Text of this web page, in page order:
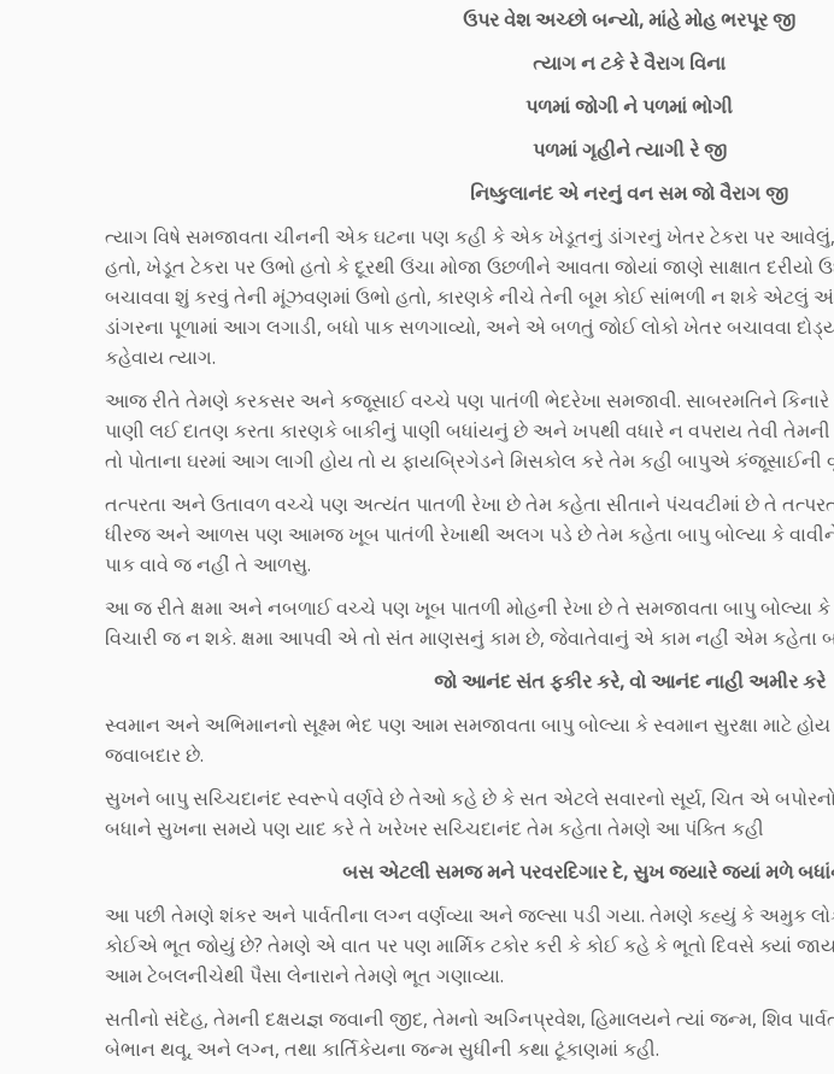
ઉપર વેશ અચ્છો બન્યો, માંહે મોહ ભરપૂર જી
ત્યાગ ન ટકે રે વૈરાગ વિના
પળમાં જોગી ને પળમાં ભોગી
પળમાં ગૃહીને ત્યાગી રે જી
નિષ્કુલાનંદ એ નરનું વન સમ જો વૈરાગ જી
ત્યાગ વિષે સમજાવતા ચીનની એક ઘટના પણ કહી કે એક ખેડૂતનું ડાંગરનું ખેતર ટેકરા પર
હતો, ખેડૂત ટેકરા પર ઉભો હતો કે દૂરથી ઉંચા મોજા ઉછળીને આવતા જોયાં જાણે સાક્ષાત
બચાવવા શું કરવું તેની મૂંઝવણમાં ઉભો હતો, કારણકે નીચે તેની બૂમ કોઈ સાંભળી ન શકે એટલું
ડાંગરના પૂળામાં આગ લગાડી, બધો પાક સળગાવ્યો, અને એ બળતું જોઈ લોકો ખેતર
કહેવાય ત્યાગ.
આજ રીતે તેમણે કરકસર અને કજૂસાઈ વચ્ચે પણ પાતંળી ભેદરેખા સમજાવી. સાબરમતિને કિનારે
પાણી લઈ દાતણ કરતા કારણકે બાકીનું પાણી બધાંયનું છે અને ખપથી વધારે ન વપરાય તેવી
તો પોતાના ઘરમાં આગ લાગી હોય તો ય ફાયબ્રિગેડને મિસકોલ કરે તેમ કહી બાપુએ કંજૂસાઈની
તત્પરતા અને ઉતાવળ વચ્ચે પણ અત્યંત પાતળી રેખા છે તેમ કહેતા સીતાને પંચવટીમાં છે તે
ધીરજ અને આળસ પણ આમજ ખૂબ પાતંળી રેખાથી અલગ પડે છે તેમ કહેતા બાપુ બોલ્યા કે
પાક વાવે જ નહીં તે આળસુ.
આ જ રીતે ક્ષમા અને નબળાઈ વચ્ચે પણ ખૂબ પાતળી મોહની રેખા છે તે સમજાવતા બાપુ બોલ્યા
વિચારી જ ન શકે. ક્ષમા આપવી એ તો સંત માણસનું કામ છે, જેવાતેવાનું એ કામ નહીં એમ કહેતા
જો આનંદ સંત ફકીર કરે, વો આનંદ નાહી અમીર કરે
સ્વમાન અને અભિમાનનો સૂક્ષ્મ ભેદ પણ આમ સમજાવતા બાપુ બોલ્યા કે સ્વમાન સુરક્ષા માટે
જવાબદાર છે.
સુખને બાપુ સચ્ચિદાનંદ સ્વરૂપે વર્ણવે છે તેઓ કહે છે કે સત એટલે સવારનો સૂર્ય, ચિત એ
બધાને સુખના સમયે પણ યાદ કરે તે ખરેખર સચ્ચિદાનંદ તેમ કહેતા તેમણે આ પંક્તિ કહી
બસ એટલી સમજ મને પરવરદિગાર દે, સુખ જ્યારે જ્યાં મળે
આ પછી તેમણે શંકર અને પાર્વતીના લગ્ન વર્ણવ્યા અને જલ્સા પડી ગયા. તેમણે કહ્યું કે અમુક
કોઈએ ભૂત જોયું છે? તેમણે એ વાત પર પણ માર્મિક ટકોર કરી કે કોઈ કહે કે ભૂતો દિવસે ક્યાં
આમ ટેબલનીચેથી પૈસા લેનારાને તેમણે ભૂત ગણાવ્યા.
સતીનો સંદેહ, તેમની દક્ષયજ્ઞ જવાની જીદ, તેમનો અગ્નિપ્રવેશ, હિમાલયને ત્યાં જન્મ, શિવ
બેભાન થવૂ, અને લગ્ન, તથા કાર્તિકેયના જન્મ સુધીની કથા ટૂંકાણમાં કહી.